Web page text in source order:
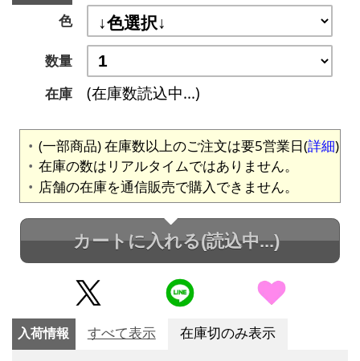
色
数量
在庫
(在庫数読込中...)
(一部商品) 在庫数以上のご注文は要5営業日(詳細)
在庫の数はリアルタイムではありません。
店舗の在庫を通信販売で購入できません。
カートに入れる(読込中...)
入荷情報 すべて表示 在庫切のみ表示